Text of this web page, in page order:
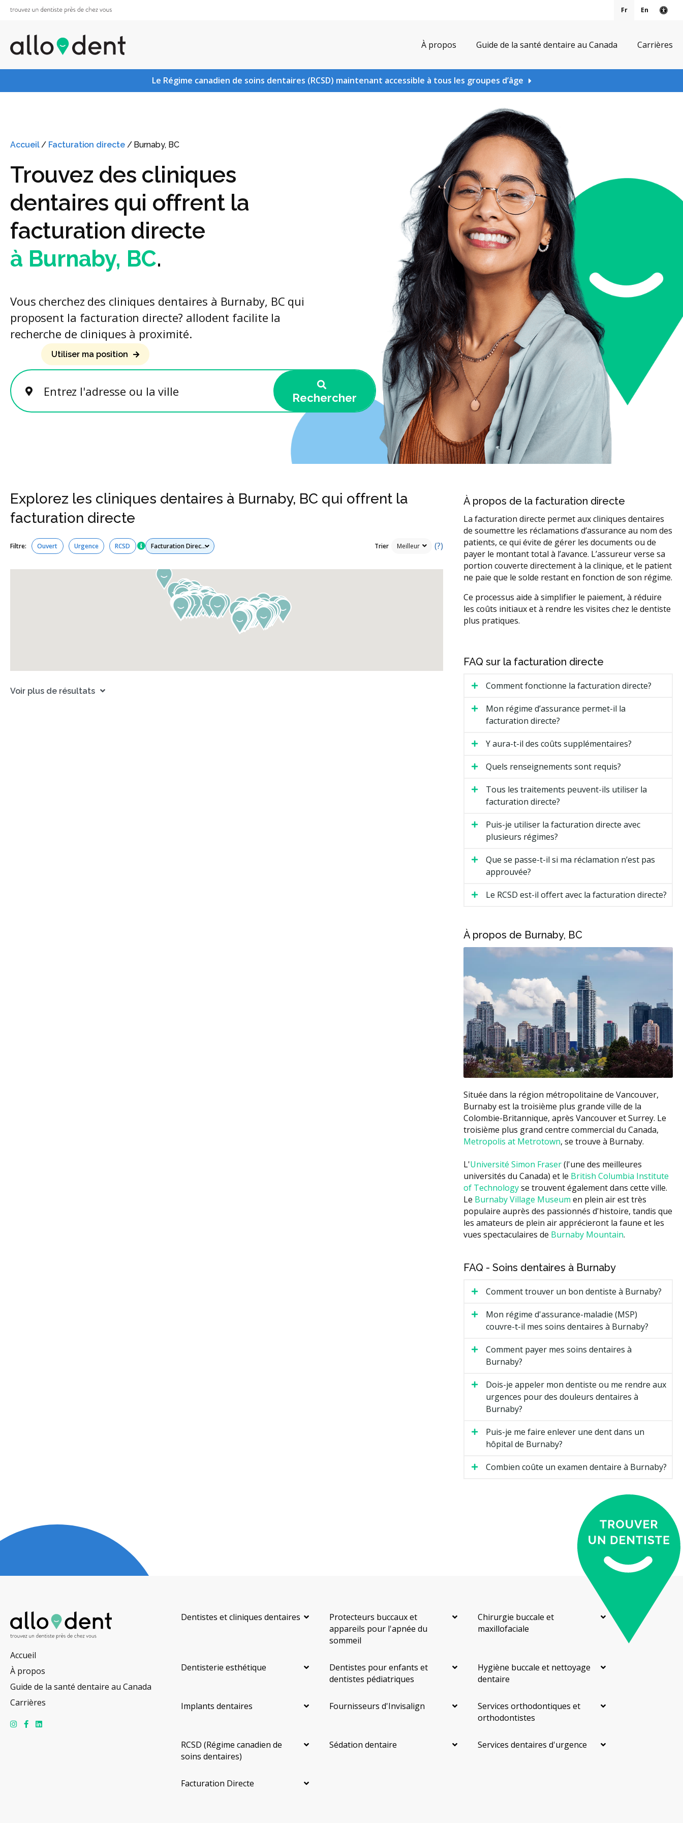
Fr En
À propos Guide de la santé dentaire au Canada Carrières
Le Régime canadien de soins dentaires (RCSD) maintenant accessible à tous les groupes d’âge
Accueil/ Facturation directe/ Burnaby, BC
Trouvez des cliniques
dentaires qui offrent la
facturation directe
à Burnaby, BC.
Vous cherchez des cliniques dentaires à Burnaby, BC qui
proposent la facturation directe? allodent facilite la
recherche de cliniques à proximité.
Entrez l'adresse ou la ville
Utiliser ma position
Rechercher
Explorez les cliniques dentaires à Burnaby, BC qui offrent la
facturation directe
Filtre: Ouvert Urgence RCSD Tous les services Trier (?)
Voir plus de résultats
À propos de la facturation directe
La facturation directe permet aux cliniques dentaires
de soumettre les réclamations d’assurance au nom des
patients, ce qui évite de gérer les documents ou de
payer le montant total à l’avance. L’assureur verse sa
portion couverte directement à la clinique, et le patient
ne paie que le solde restant en fonction de son régime.
Ce processus aide à simplifier le paiement, à réduire
les coûts initiaux et à rendre les visites chez le dentiste
plus pratiques.
FAQ sur la facturation directe
Comment fonctionne la facturation directe?
Mon régime d’assurance permet-il la
facturation directe?
Y aura-t-il des coûts supplémentaires?
Quels renseignements sont requis?
Tous les traitements peuvent-ils utiliser la
facturation directe?
Puis-je utiliser la facturation directe avec
plusieurs régimes?
Que se passe-t-il si ma réclamation n’est pas
approuvée?
Le RCSD est-il offert avec la facturation directe?
À propos de Burnaby, BC
Située dans la région métropolitaine de Vancouver,
Burnaby est la troisième plus grande ville de la
Colombie-Britannique, après Vancouver et Surrey. Le
troisième plus grand centre commercial du Canada,
Metropolis at Metrotown, se trouve à Burnaby.
L'Université Simon Fraser(l'une des meilleures
universités du Canada) et le British Columbia Institute
of Technologyse trouvent également dans cette ville.
Le Burnaby Village Museum en plein air est très
populaire auprès des passionnés d'histoire, tandis que
les amateurs de plein air apprécieront la faune et les
vues spectaculaires de Burnaby Mountain.
FAQ - Soins dentaires à Burnaby
Comment trouver un bon dentiste à Burnaby?
Mon régime d'assurance-maladie (MSP)
couvre-t-il mes soins dentaires à Burnaby?
Comment payer mes soins dentaires à
Burnaby?
Dois-je appeler mon dentiste ou me rendre aux
urgences pour des douleurs dentaires à
Burnaby?
Puis-je me faire enlever une dent dans un
hôpital de Burnaby?
Combien coûte un examen dentaire à Burnaby?
Accueil
À propos
Guide de la santé dentaire au Canada
Carrières
Dentistes et cliniques dentaires
Protecteurs buccaux et
appareils pour l'apnée du
sommeil
Chirurgie buccale et
maxillofaciale
Dentisterie esthétique
Dentistes pour enfants et
dentistes pédiatriques
Hygiène buccale et nettoyage
dentaire
Implants dentaires Fournisseurs d'Invisalign
Services orthodontiques et
orthodontistes
RCSD (Régime canadien de
soins dentaires)
Sédation dentaire Services dentaires d'urgence
Facturation Directe